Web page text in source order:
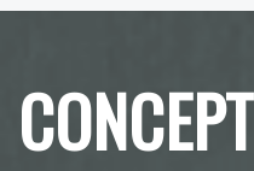
CONCEPT